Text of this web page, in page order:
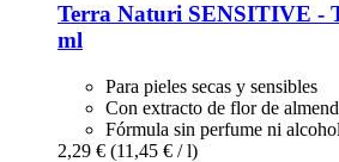
Terra Naturi SENSITIVE -​
ml
Para pieles secas y sensibles
Con extracto de flor de
Fórmula sin perfume ni alcohol
2,29 € (11,45 € / l)